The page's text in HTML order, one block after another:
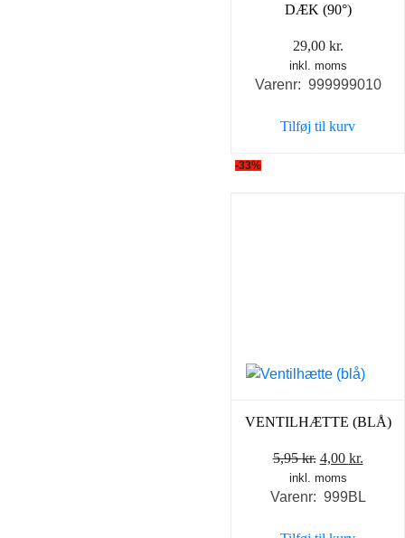
DÆK (90°)
29,00 kr.
inkl. moms
Varenr: 999999010
Tilføj til kurv
-33%
VENTILHÆTTE (BLÅ)
5,95kr. Den
oprindelige
pris
4,00 kr.
pris
inkl. moms
Varenr: 999BL